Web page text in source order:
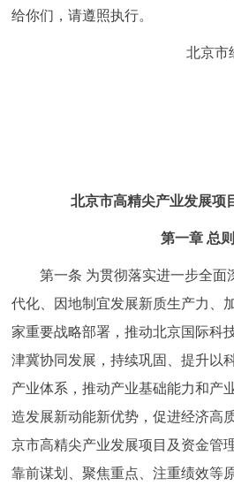
我要
十六区概览
绿色北京 图说北京
多语种
한국어
DEUTSCH FRANÇAIS
ESPAÑOL العربية
给你们，请遵照执行。
北京
北京市高精尖产业发展项
第一章 总则
第一条 为贯彻落实进一步全面
代化、因地制宜发展新质生产力、
家重要战略部署，推动北京国际科
津冀协同发展，持续巩固、提升以
产业体系，推动产业基础能力和产
造发展新动能新优势，促进经济高
京市高精尖产业发展项目及资金管
靠前谋划、聚焦重点、注重绩效等